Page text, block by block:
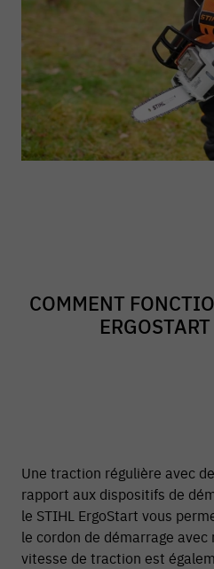
COMMENT
Une traction régulière avec
rapport aux dispositifs de
le STIHL ErgoStart vous
le cordon de démarrage
vitesse de traction est